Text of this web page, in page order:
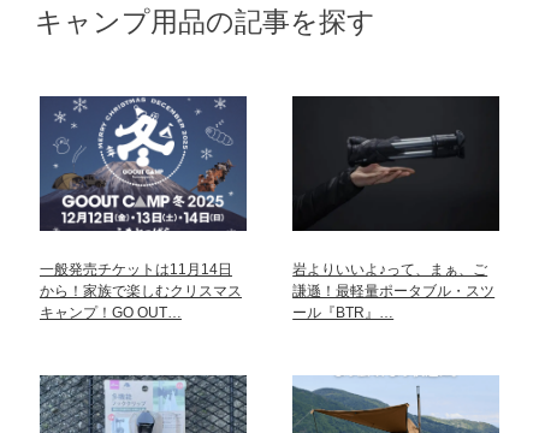
キャンプ用品の記事を探す
一般発売チケットは11月14日
から！家族で楽しむクリスマス
キャンプ！GO OUT…
岩よりいいよ♪って、まぁ、ご
謙遜！最軽量ポータブル・スツ
ール『BTR』…